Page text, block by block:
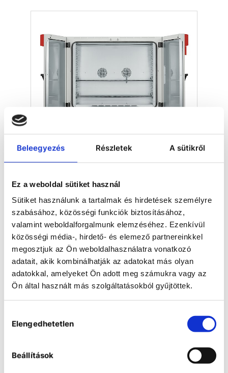
Beleegyezés Részletek A sütikről
Ez a weboldal sütiket használ
Sütiket használunk a tartalmak és hirdetések személyre
szabásához, közösségi funkciók biztosításához,
valamint weboldalforgalmunk elemzéséhez. Ezenkívül
közösségi média-, hirdető- és elemező partnereinkkel
megosztjuk az Ön weboldalhasználatra vonatkozó
adatait, akik kombinálhatják az adatokat más olyan
adatokkal, amelyeket Ön adott meg számukra vagy az
Ön által használt más szolgáltatásokból gyűjtöttek.
kiválasztása
Elengedhetetlen
Beállítások
Accessories for material test